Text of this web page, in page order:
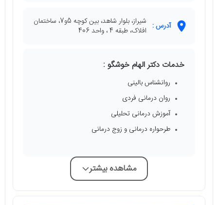
آدرس :
شیراز، بلوار شاهد، بین کوچه 5و7، ساختمان
افلاک، طبقه 4 ، واحد 406
خدمات دکتر الهام خوشگو :
روانشناس بالینی
روان درمانی فردی
آموزش درمانی تحلیلی
طرحواره درمانی و زوج درمانی
مشاهده بیشتر